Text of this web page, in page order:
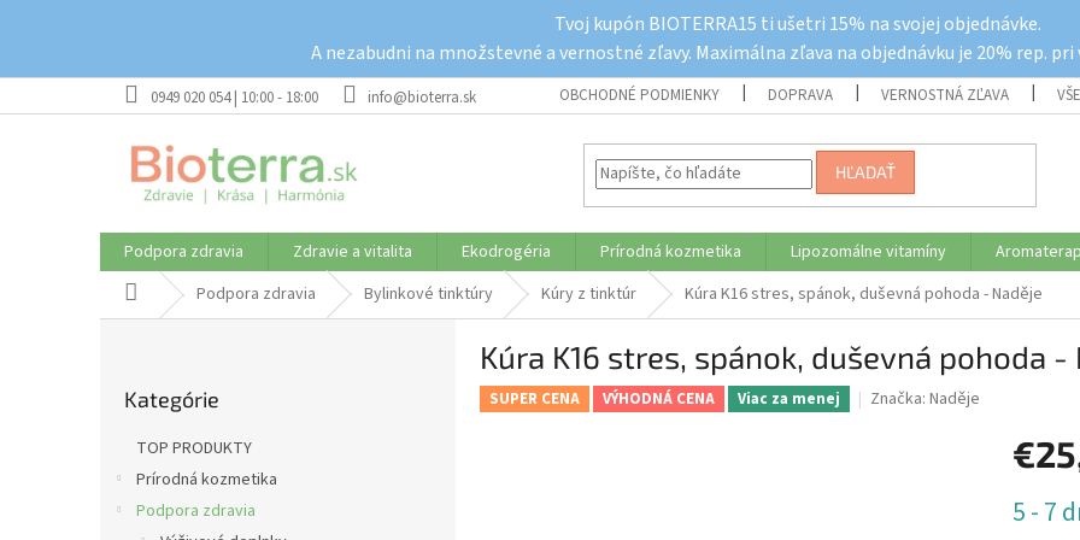
Tvoj kupón BIOTERRA15 ti ušetri 15% na svojej objednávke.
A nezabudni na množstevné a vernostné zľavy. Maximálna zľava na objednávku je 20% rep. pri
0949 020 054 | 10:00 - 18:00 info@bioterra.sk OBCHODNÉ PODMIENKY DOPRAVA VERNOSTNÁ ZĽAVA
HĽADAŤ
Podpora zdravia Zdravie a vitalita Ekodrogéria Prírodná kozmetika Lipozomálne vitamíny
DomovPodpora zdravia Bylinkové tinktúry Kúry z tinktúr Kúra K16 stres, spánok, duševná pohoda - Naděje
kategórie
Kategórie
TOP PRODUKTY
Prírodná kozmetika
Podpora zdravia
Kúra K16 stres, spánok, duševná pohoda -
SUPER CENA VÝHODNÁ CENA Viac za menej Značka: Naděje
cena:
5 - 7